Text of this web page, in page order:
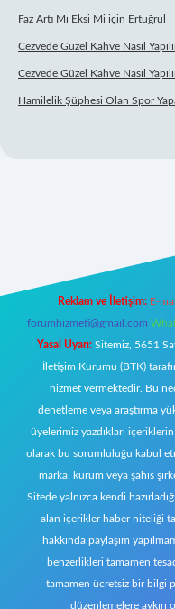
Faz Artı Mı Eksi Mi için Ertuğrul
Cezvede Güzel Kahve Nasıl
Cezvede Güzel Kahve Nasıl
Hamilelik Şüphesi Olan Spor
Reklam ve İletişim: E-
forumhizmeti@gmail.com
Yasal Uyarı: Sitemiz, 5651
İletişim Kurumu (BTK)
hizmet vermektedir. Bu
denetleme veya araştırma
üyelerimiz yazdıkları
olarak bu sorumluluğu kabul
marka, kurum veya şahıs
Sitede yalnızca kendi
alan içerikler haber niteliği
hakkında paylaşım
benzerlikleri tamamen
tamamen ücretsiz bir bilgi
düzenlemelere